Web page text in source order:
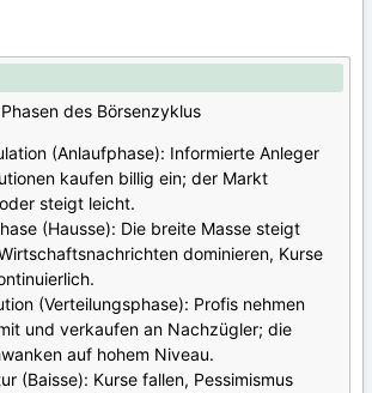
des Börsenzyklus
(Anlaufphase): Informierte Anleger
kaufen billig ein; der Markt
steigt leicht.
(Hausse): Die breite Masse steigt
dominieren, Kurse
(Verteilungsphase): Profis nehmen
und verkaufen an Nachzügler; die
auf hohem Niveau.
(Baisse): Kurse fallen, Pessimismus